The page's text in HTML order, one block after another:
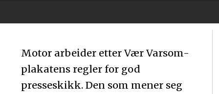
Motor arbeider etter Vær Varsom-
plakatens regler for god
presseskikk. Den som mener seg